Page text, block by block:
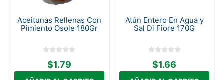
Aceitunas Rellenas Con
Pimiento Osole 180Gr
$1.79
Atún Entero En Agua y
Sal Di Fiore 170G
$1.66